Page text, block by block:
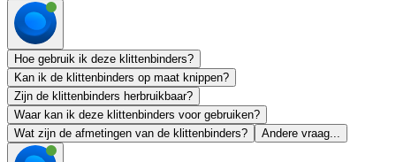
Hoe gebruik ik deze klittenbinders?
Kan ik de klittenbinders op maat knippen?
Zijn de klittenbinders herbruikbaar?
Waar kan ik deze klittenbinders voor gebruiken?
Wat zijn de afmetingen van de klittenbinders?
Andere vraag...